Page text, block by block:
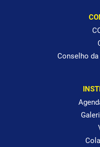
Conselho